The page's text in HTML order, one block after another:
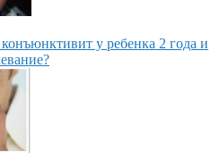
у ребенка 2 года и